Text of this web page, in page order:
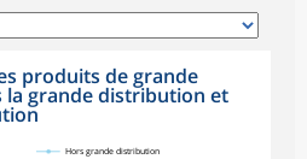
produits de grande
grande distribution et
Hors grande distribution